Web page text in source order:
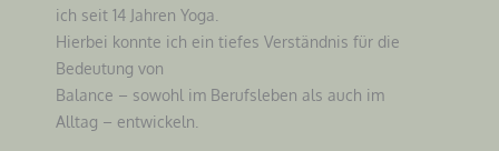
ich seit 14 Jahren Yoga.
Hierbei konnte ich ein tiefes Verständnis für die
Bedeutung von
Balance – sowohl im Berufsleben als auch im
Alltag – entwickeln.